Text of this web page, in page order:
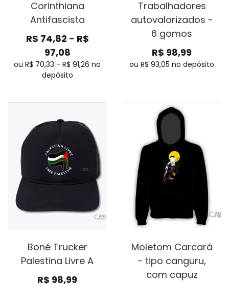
Corinthiana
Antifascista
R$ 74,82 - R$
97,08
ou R$ 70,33 - R$ 91,26 no
depósito
Trabalhadores
autovalorizados -
6 gomos
R$ 98,99
ou R$ 93,05 no depósito
Boné Trucker
Palestina Livre A
R$ 98,99
Moletom Carcará
- tipo canguru,
com capuz